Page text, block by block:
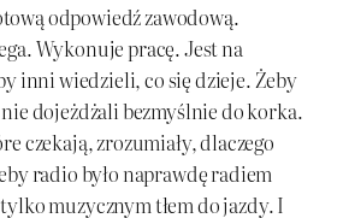
odpowiedź zawodową.
Wykonuje pracę. Jest na
inni wiedzieli, co się dzieje. Żeby
dojeżdżali bezmyślnie do korka.
czekają, zrozumiały, dlaczego
radio było naprawdę radiem
muzycznym tłem do jazdy. I